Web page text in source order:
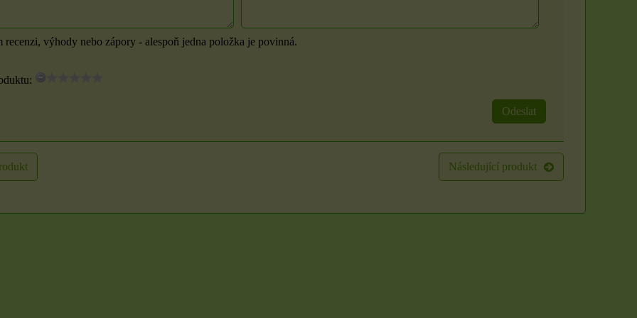
recenzi, výhody nebo zápory - alespoň jedna položka je povinná.
Odeslat
Následující produkt
2 cm
vůně a barva dle
výběru
vanilky. Sami si zvolte